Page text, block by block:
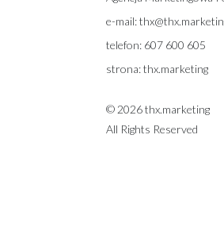
e-mail:
telefon: 607 600 605
strona:thx.marketing
© 2026 thx.marketing
All Rights Reserved